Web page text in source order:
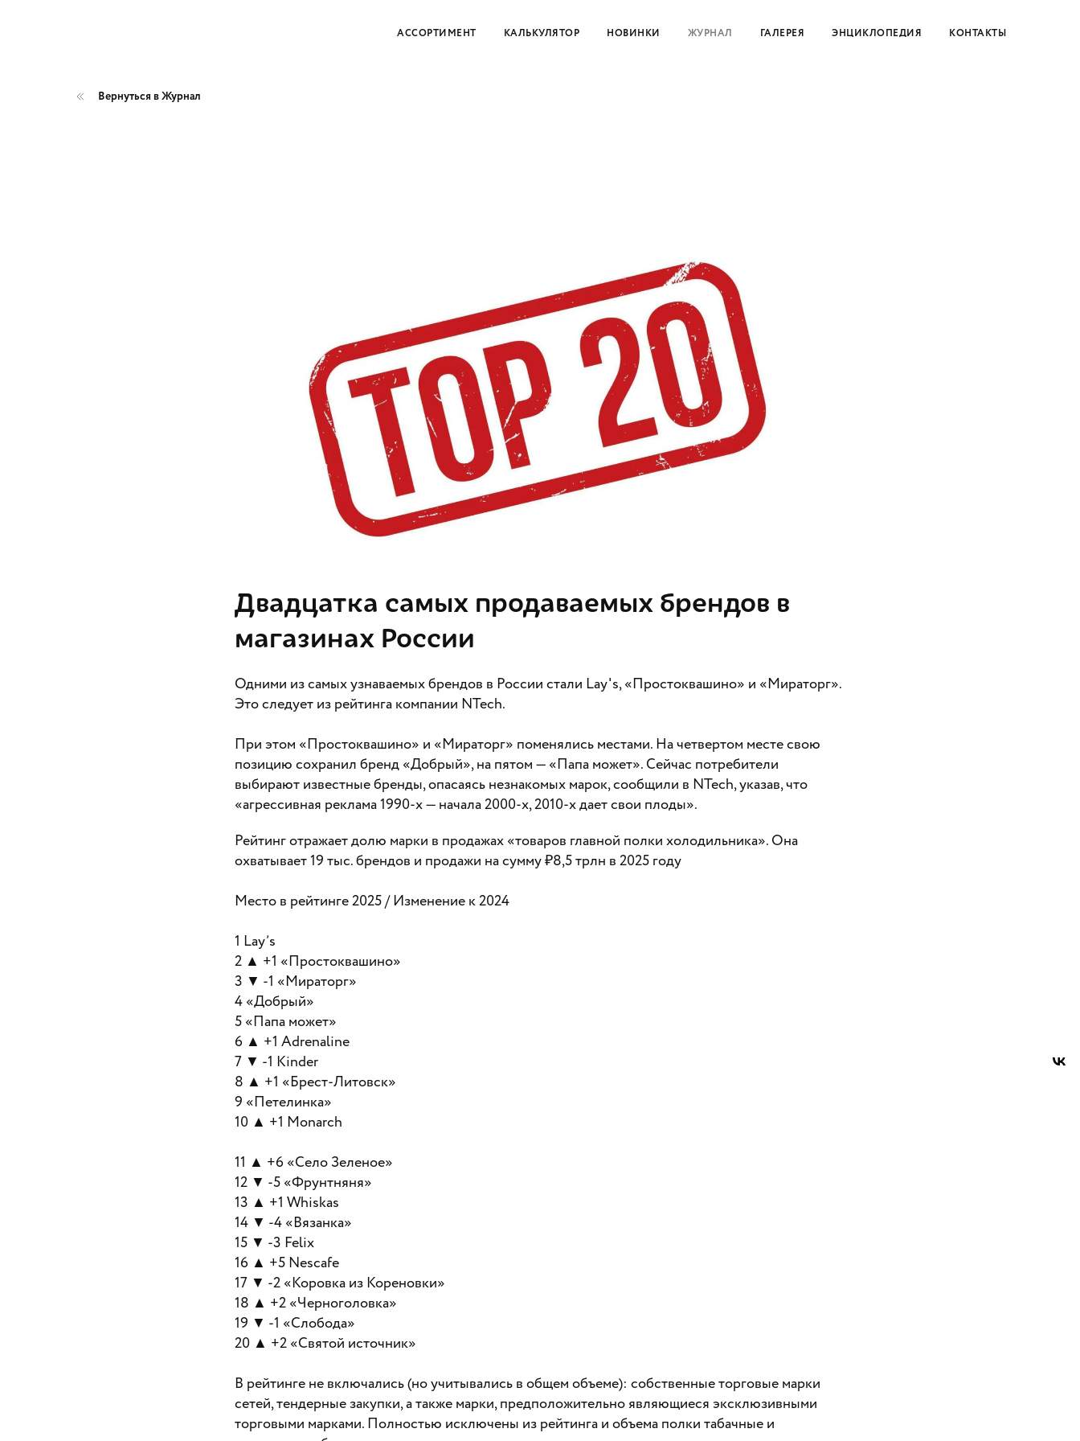
АССОРТИМЕНТ КАЛЬКУЛЯТОР НОВИНКИ ЖУРНАЛ ГАЛЕРЕЯ ЭНЦИКЛОПЕДИЯ КОНТАКТЫ
Вернуться в Журнал
Двадцатка самых продаваемых брендов в
магазинах России
Одними из самых узнаваемых брендов в России стали Lay's, «Простоквашино» и «Мираторг».
Это следует из рейтинга компании NTech.
При этом «Простоквашино» и «Мираторг» поменялись местами. На четвертом месте свою
позицию сохранил бренд «Добрый», на пятом — «Папа может». Сейчас потребители
выбирают известные бренды, опасаясь незнакомых марок, сообщили в NTech, указав, что
«агрессивная реклама 1990-х — начала 2000-х, 2010-х дает свои плоды».
Рейтинг отражает долю марки в продажах «товаров главной полки холодильника». Она
охватывает 19 тыс. брендов и продажи на сумму ₽8,5 трлн в 2025 году
Место в рейтинге 2025 / Изменение к 2024
1 Lay’s
2 ▲ +1 «Простоквашино»
3 ▼ -1 «Мираторг»
4 «Добрый»
5 «Папа может»
6 ▲ +1 Adrenaline
7 ▼ -1 Kinder
8 ▲ +1 «Брест-Литовск»
9 «Петелинка»
10 ▲ +1 Monarch
11 ▲ +6 «Село Зеленое»
12 ▼ -5 «Фрунтняня»
13 ▲ +1 Whiskas
14 ▼ -4 «Вязанка»
15 ▼ -3 Felix
16 ▲ +5 Nescafe
17 ▼ -2 «Коровка из Кореновки»
18 ▲ +2 «Черноголовка»
19 ▼ -1 «Слобода»
20 ▲ +2 «Святой источник»
В рейтинге не включались (но учитывались в общем объеме): собственные торговые марки
сетей, тендерные закупки, а также марки, предположительно являющиеся эксклюзивными
торговыми марками. Полностью исключены из рейтинга и объема полки табачные и